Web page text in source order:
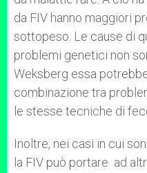
da FIV hanno maggiori
sottopeso. Le cause di
problemi genetici non
Weksberg essa
combinazione tra
le stesse tecniche di
Inoltre, nei casi in cui
la FIV può portare ad